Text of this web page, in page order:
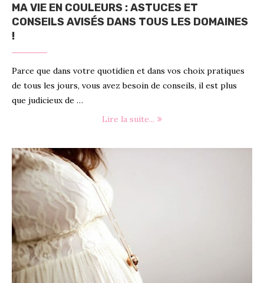
MA VIE EN COULEURS : ASTUCES ET
CONSEILS AVISÉS DANS TOUS LES DOMAINES
!
Parce que dans votre quotidien et dans vos choix pratiques
de tous les jours, vous avez besoin de conseils, il est plus
que judicieux de …
Lire la suite...